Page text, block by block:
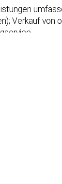
Verkauf von